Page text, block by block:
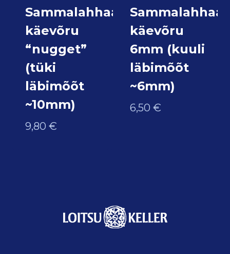
Sammalahhaat
käevõru
“nugget”
(tüki
läbimõõt
~10mm)
9,80 €
Sammalahhaat
käevõru
6mm (kuuli
läbimõõt
~6mm)
6,50 €